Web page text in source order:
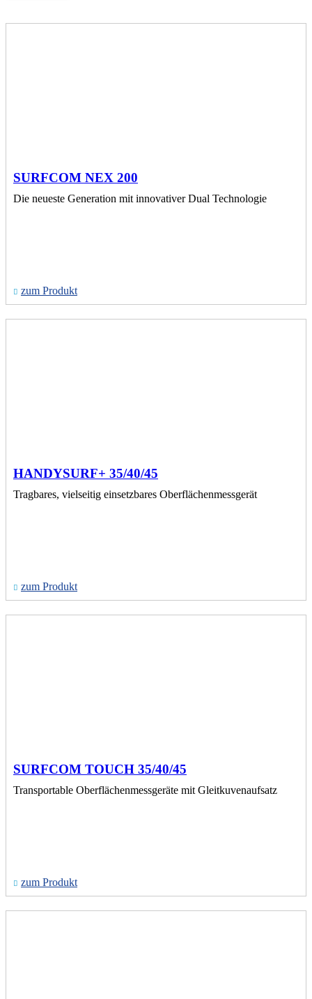
SURFCOM NEX 200
Die neueste Generation mit innovativer Dual Technologie
zum Produkt
HANDYSURF+ 35/40/45
Tragbares, vielseitig einsetzbares Oberflächenmessgerät
zum Produkt
SURFCOM TOUCH 35/40/45
Transportable Oberflächenmessgeräte mit Gleitkuvenaufsatz
zum Produkt